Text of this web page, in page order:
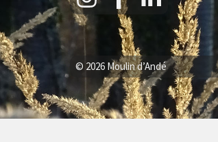
© 2026 Moulin d’Andé